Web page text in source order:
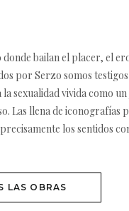
bailan el placer, el
por Serzo somos
sexualidad vivida como
Las llena de
los sentidos
LAS OBRAS